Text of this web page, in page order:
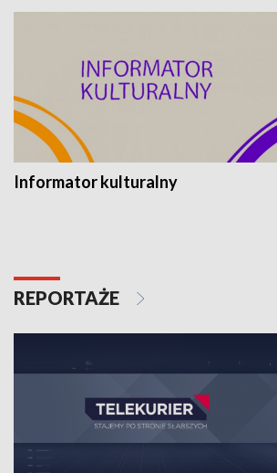
Informator kulturalny
REPORTAŻE